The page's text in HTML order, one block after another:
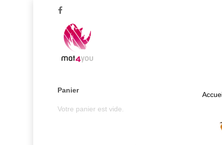
Panier
Votre panier est vide.